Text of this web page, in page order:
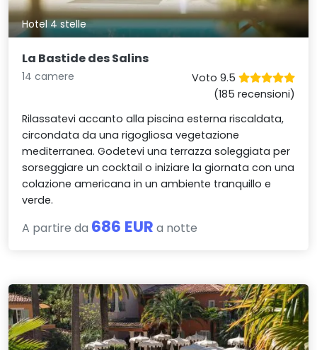
Hotel 4 stelle
La Bastide des Salins
14 camere
Voto 9.5
(185 recensioni)
Rilassatevi accanto alla piscina esterna riscaldata,
circondata da una rigogliosa vegetazione
mediterranea. Godetevi una terrazza soleggiata per
sorseggiare un cocktail o iniziare la giornata con una
colazione americana in un ambiente tranquillo e
verde.
A partire da 686 EUR a notte